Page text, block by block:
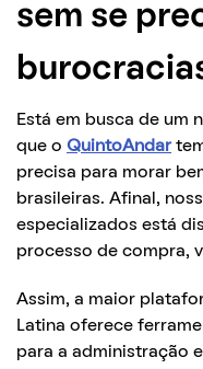
sem se
Está em busca de um
que o QuintoAndar
precisa para morar
brasileiras. Afinal,
especializados está
processo de compra,
Assim, a maior
Latina oferece
para a administração